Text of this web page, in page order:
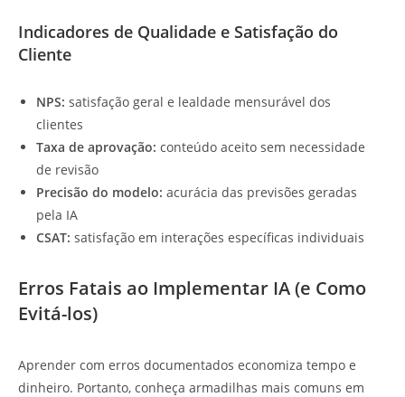
Indicadores de Qualidade e Satisfação do
Cliente
NPS: satisfação geral e lealdade mensurável dos
clientes
Taxa de aprovação: conteúdo aceito sem necessidade
de revisão
Precisão do modelo: acurácia das previsões geradas
pela IA
CSAT: satisfação em interações específicas individuais
Erros Fatais ao Implementar IA (e Como
Evitá-los)
Aprender com erros documentados economiza tempo e
dinheiro. Portanto, conheça armadilhas mais comuns em